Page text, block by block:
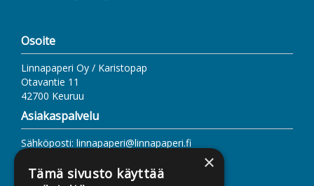
Osoite
Linnapaperi Oy / Karistopap
Otavantie 11
42700 Keuruu
Asiakaspalvelu
Sähköposti: linnapaperi@linnapaperi.fi
Lisätietoa
×
Tämä sivusto käyttää